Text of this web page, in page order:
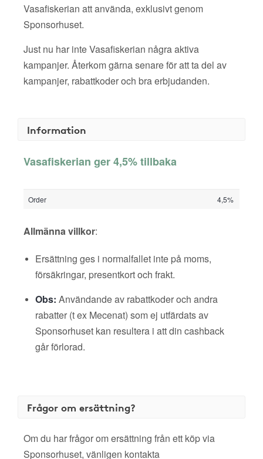
Vasafiskerian att använda, exklusivt genom
Sponsorhuset.
Just nu har inte Vasafiskerian några aktiva
kampanjer. Återkom gärna senare för att ta del av
kampanjer, rabattkoder och bra erbjudanden.
Information
Vasafiskerian ger 4,5% tillbaka
Order 4,5%
Allmänna villkor:
Ersättning ges i normalfallet inte på moms,
försäkringar, presentkort och frakt.
Obs: Användande av rabattkoder och andra
rabatter (t ex Mecenat) som ej utfärdats av
Sponsorhuset kan resultera i att din cashback
går förlorad.
Frågor om ersättning?
Om du har frågor om ersättning från ett köp via
Sponsorhuset, vänligen kontakta